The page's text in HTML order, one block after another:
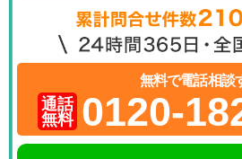
無料で電話相談
通話
無料 0120-